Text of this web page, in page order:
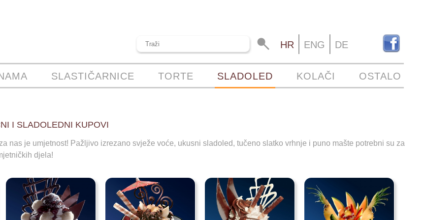
DE
ENG
HR
OSTALO
KOLAČI
SLADOLED
TORTE
SLASTIČARNICE
I SLADOLEDNI KUPOVI
nas je umjetnost! Pažljivo izrezano svježe voće, ukusni sladoled, tučeno slatko vrhnje i puno mašte potrebni su za
djela!